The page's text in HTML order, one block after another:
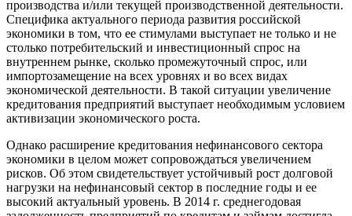
производства и/или текущей производственной деятельности.
Специфика актуального периода развития российской
экономики в том, что ее стимулами выступает не только и не
столько потребительский и инвестиционный спрос на
внутреннем рынке, сколько промежуточный спрос, или
импортозамещение на всех уровнях и во всех видах
экономической деятельности. В такой ситуации увеличение
кредитования предприятий выступает необходимым условием
активизации экономического роста.
Однако расширение кредитования нефинансового сектора
экономики в целом может сопровождаться увеличением
рисков. Об этом свидетельствует устойчивый рост долговой
нагрузки на нефинансовый сектор в последние годы и ее
высокий актуальный уровень. В 2014 г. среднегодовая